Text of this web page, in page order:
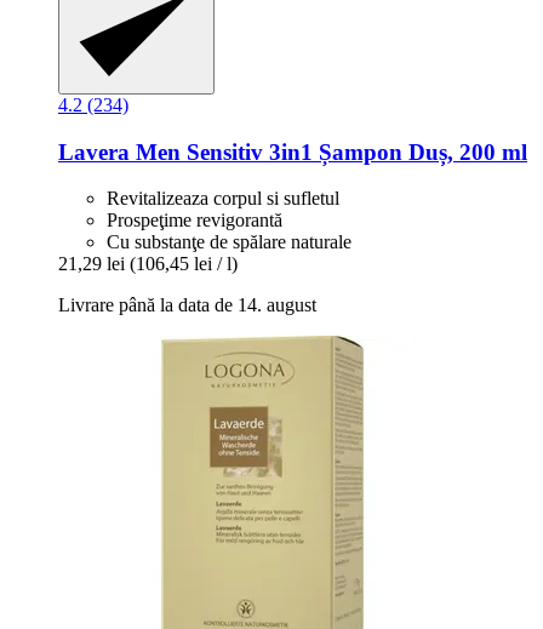
4.2 (234)
Lavera Men Sensitiv 3in1 Șampon Duș, 200 ml
Revitalizeaza corpul si sufletul
Prospeţime revigorantă
Cu substanţe de spălare naturale
21,29 lei (106,45 lei / l)
Livrare până la data de 14. august